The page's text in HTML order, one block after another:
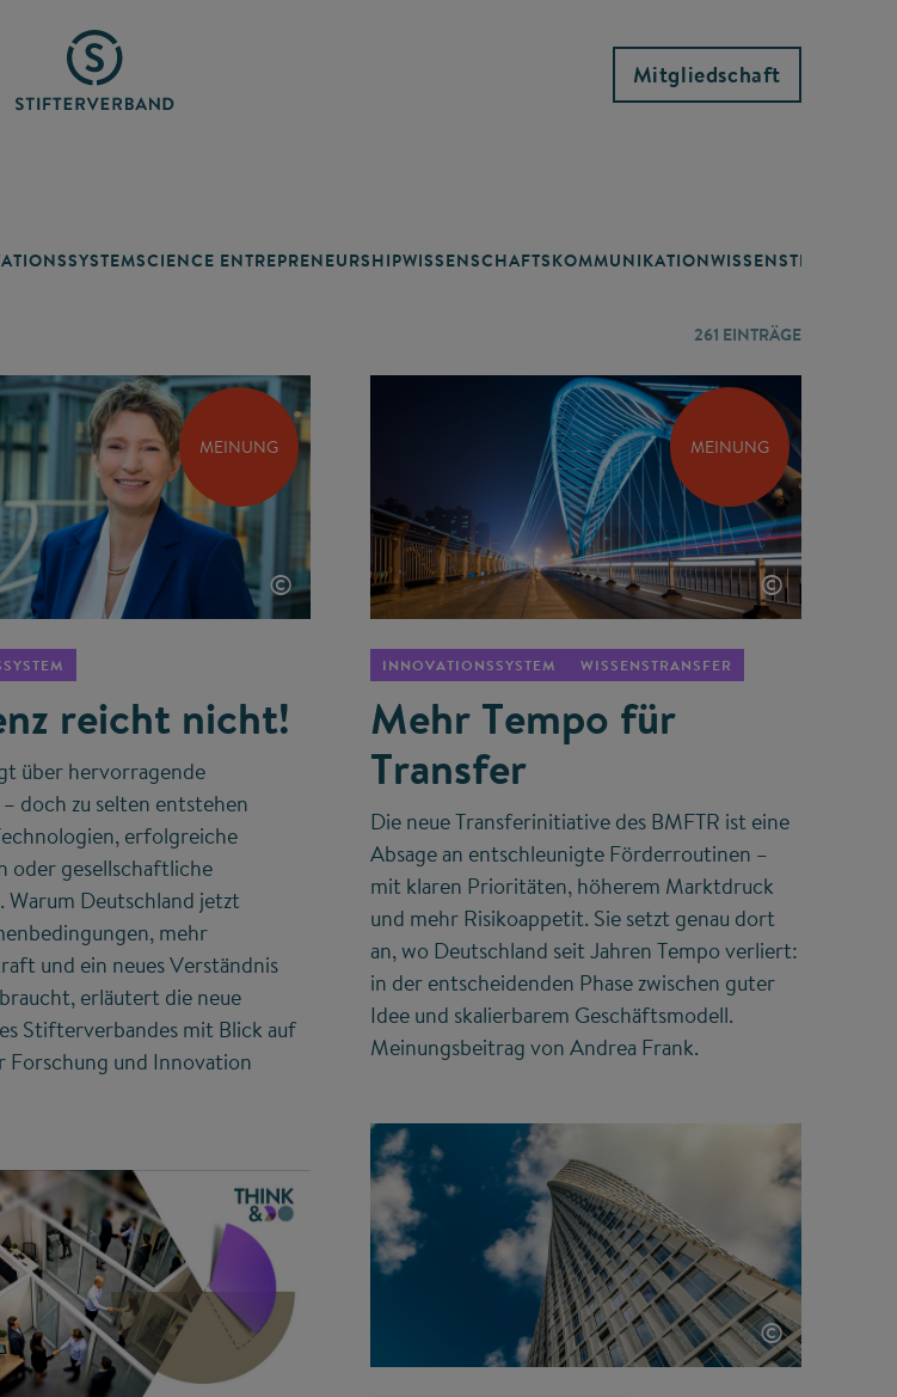
Mitgliedschaft
SCIENCE ENTREPRENEURSHIPWISSENSCHAFTSKOMMUNIKATIONWISSENSTRANSFER
261 EINTRÄGE
MEINUNG
©
reicht nicht!
über hervorragende
doch zu selten entstehen
erfolgreiche
oder gesellschaftliche
Warum Deutschland jetzt
mehr
und ein neues Verständnis
erläutert die neue
Stifterverbandes mit Blick auf
Forschung und Innovation
MEINUNG
©
INNOVATIONSSYSTEM WISSENSTRANSFER
Mehr Tempo für
Transfer
Die neue Transferinitiative des BMFTR ist eine
Absage an entschleunigte Förderroutinen –
mit klaren Prioritäten, höherem Marktdruck
und mehr Risikoappetit. Sie setzt genau dort
an, wo Deutschland seit Jahren Tempo verliert:
in der entscheidenden Phase zwischen guter
Idee und skalierbarem Geschäftsmodell.
Meinungsbeitrag von Andrea Frank.
©